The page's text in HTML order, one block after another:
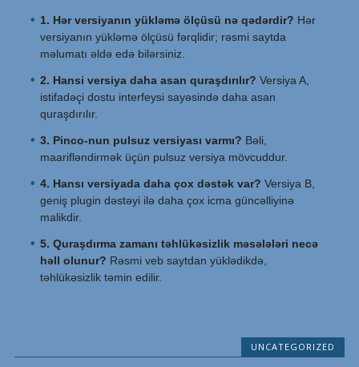
1. Hər versiyanın yükləmə ölçüsü nə qədərdir? Hər
versiyanın yükləmə ölçüsü fərqlidir; rəsmi saytda
məlumatı əldə edə bilərsiniz.
2. Hansi versiya daha asan quraşdırılır? Versiya A,
istifadəçi dostu interfeysi sayəsində daha asan
quraşdırılır.
3. Pinco-nun pulsuz versiyası varmı? Bəli,
maarifləndirmək üçün pulsuz versiya mövcuddur.
4. Hansı versiyada daha çox dəstək var? Versiya B,
geniş plugin dəstəyi ilə daha çox icma güncəlliyinə
malikdir.
5. Quraşdırma zamanı təhlükəsizlik məsələləri necə
həll olunur? Rəsmi veb saytdan yüklədikdə,
təhlükəsizlik təmin edilir.
UNCATEGORIZED